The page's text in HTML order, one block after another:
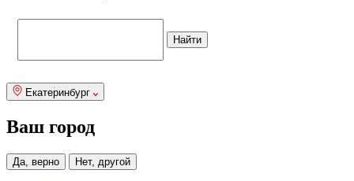
Екатеринбург
Ваш город
Да, верно Нет, другой